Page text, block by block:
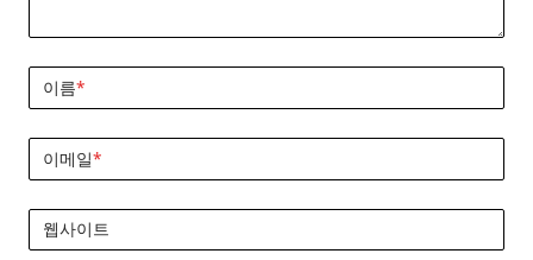
이름*
이메일*
웹사이트